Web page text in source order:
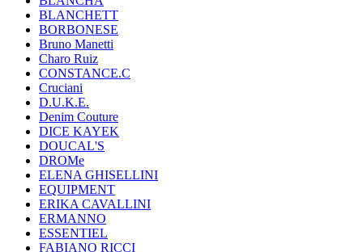
BLANCHETT
BORBONESE
Bruno Manetti
Charo Ruiz
CONSTANCE.C
Cruciani
D.U.K.E.
Denim Couture
DICE KAYEK
DOUCAL'S
DROMe
ELENA GHISELLINI
EQUIPMENT
ERIKA CAVALLINI
ERMANNO
ESSENTIEL
FABIANO RICCI